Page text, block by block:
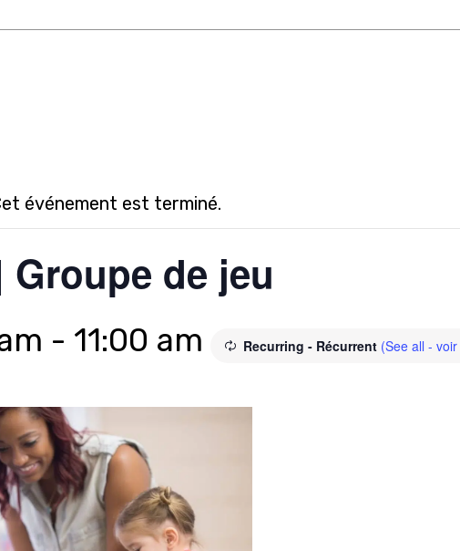
événement est terminé.
de jeu
- 11:00 am Recurring - Récurrent (See all -